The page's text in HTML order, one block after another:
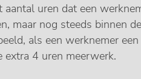
aantal uren dat een
maar nog steeds binnen
als een werknemer
4 uren meerwerk.